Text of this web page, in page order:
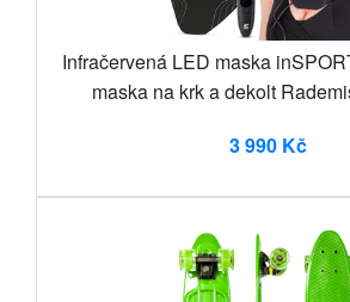
Infračervená LED maska
maska na krk a dekolt
3 990 Kč